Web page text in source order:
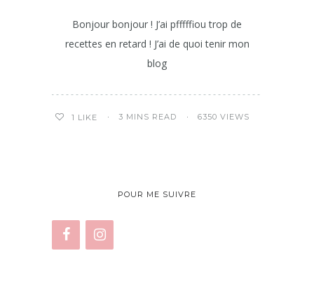
Bonjour bonjour ! J’ai pfffffiou trop de
recettes en retard ! J’ai de quoi tenir mon
blog
1 LIKE 3 MINS READ 6350 VIEWS
POUR ME SUIVRE